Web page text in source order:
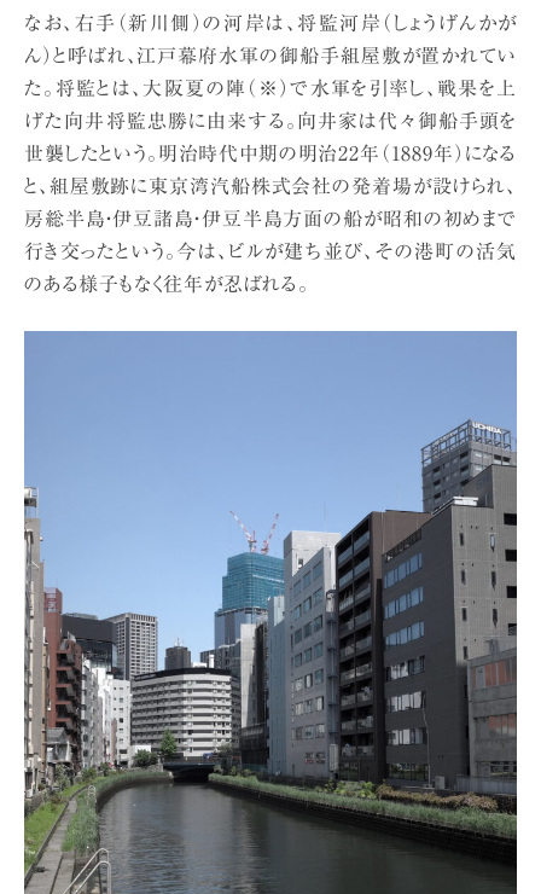
なお、右手（新川側）の河岸は、将監河岸（しょうげんかが
ん）と呼ばれ、江戸幕府水軍の御船手組屋敷が置かれてい
た。将監とは、大阪夏の陣（※）で水軍を引率し、戦果を上
げた向井将監忠勝に由来する。向井家は代々御船手頭を
世襲したという。明治時代中期の明治22年（1889年）になる
と、組屋敷跡に東京湾汽船株式会社の発着場が設けられ、
房総半島・伊豆諸島・伊豆半島方面の船が昭和の初めまで
行き交ったという。今は、ビルが建ち並び、その港町の活気
のある様子もなく往年が忍ばれる。